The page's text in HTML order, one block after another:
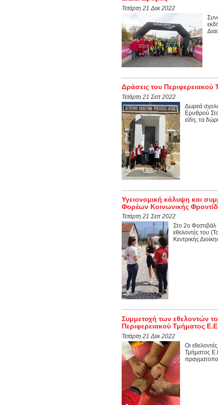
Τετάρτη 21 Δεκ 2022
Δράσεις του
Τετάρτη 21 Σεπ 2022
Δωρεά
Ερυθρού
είδη, τα
Υγειονομική κάλυψη και
Φορέων Κοινωνικής
Τετάρτη 21 Σεπ 2022
Στο 2ο
εθελοντές του
Κεντρικής
Συμμετοχή των εθελοντών
Περιφερειακού Τμήματος
Τετάρτη 21 Δεκ 2022
Οι
Τμήματος